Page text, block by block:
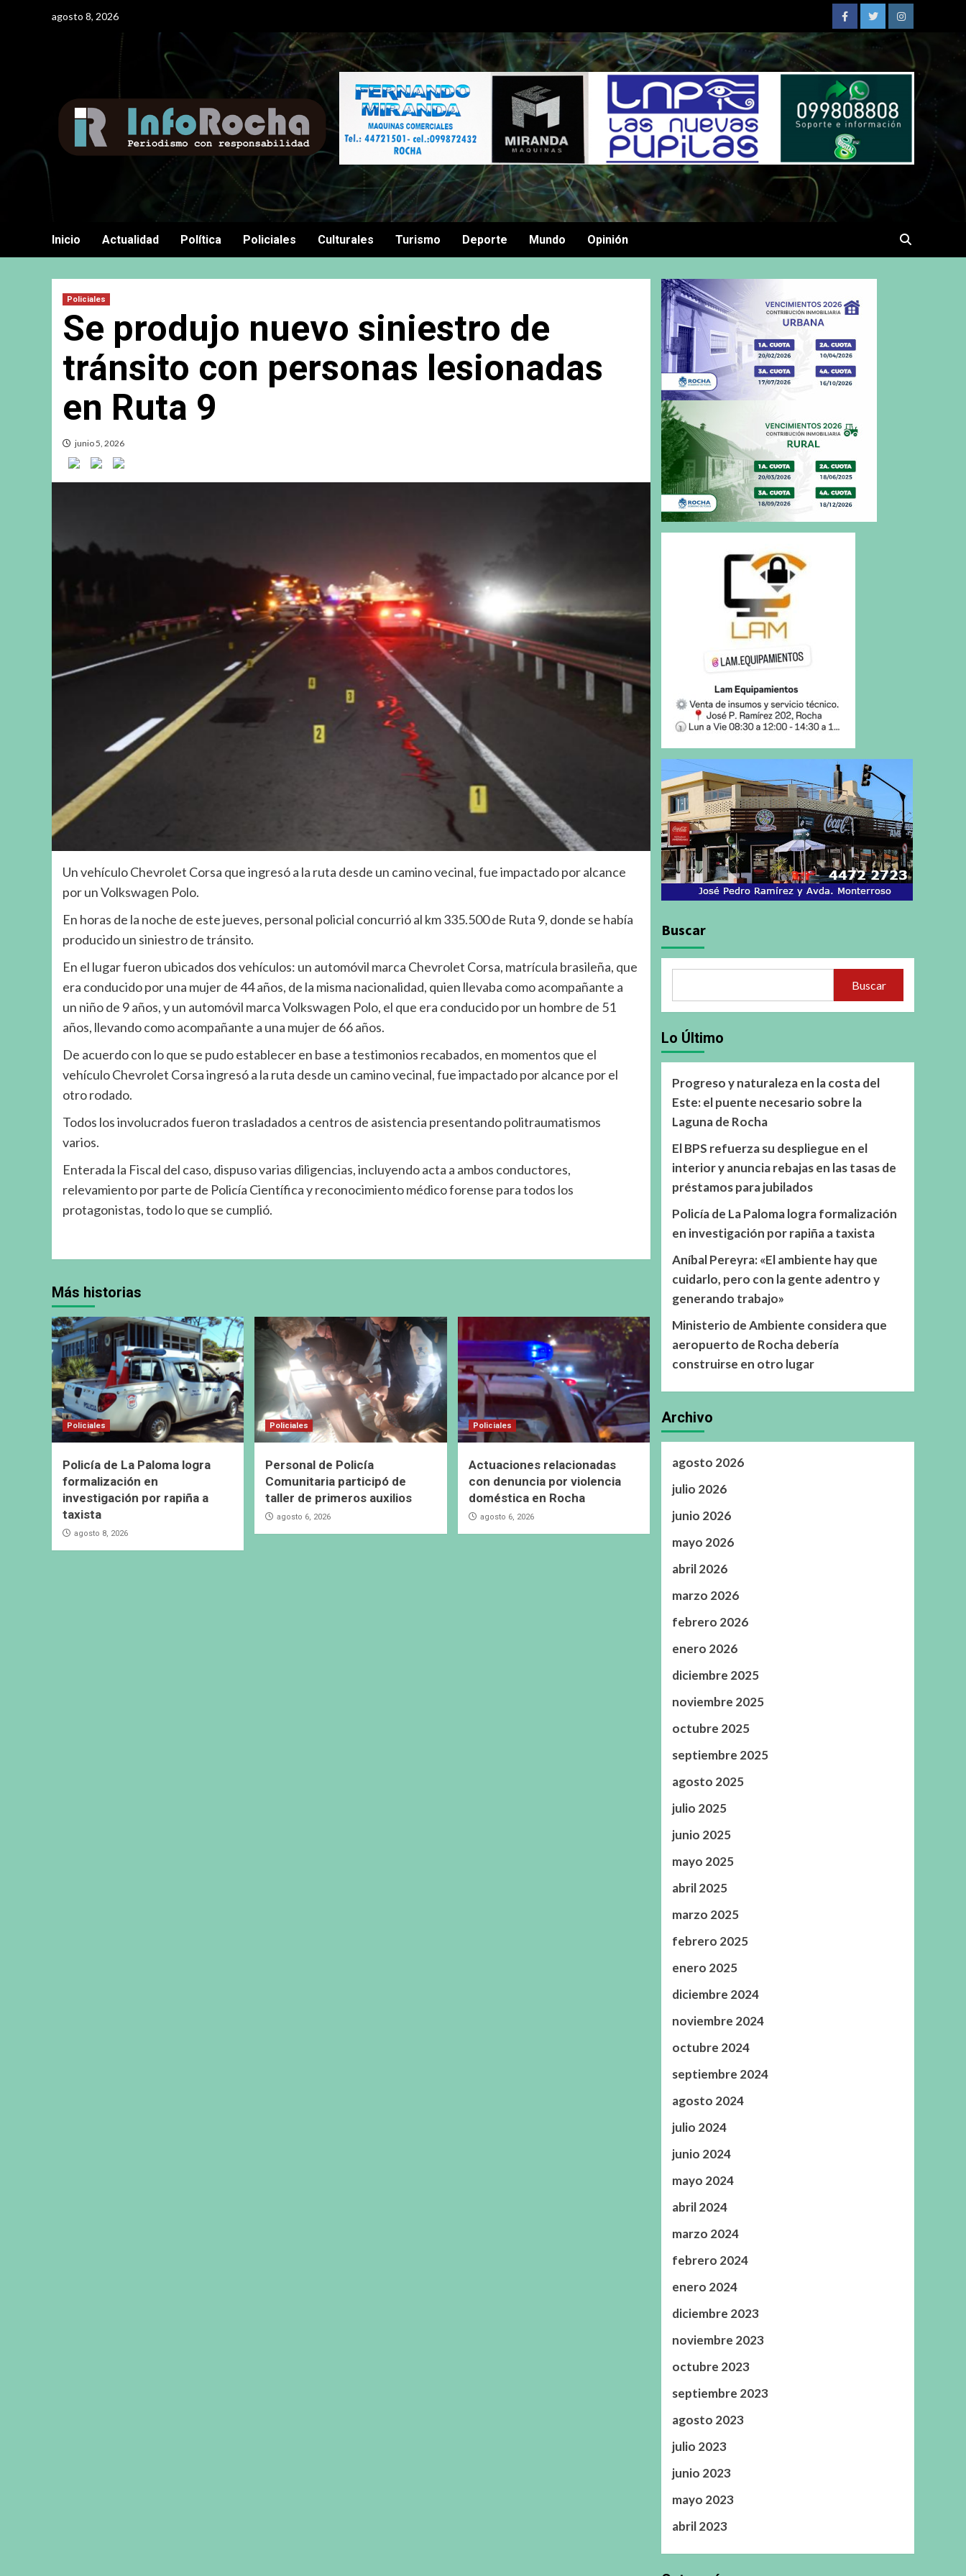
agosto 8, 2026
FacebookTwitterInstagram
Inicio Actualidad Política Policiales Culturales Turismo Deporte Mundo Opinión
Policiales
Se produjo nuevo siniestro de
tránsito con personas lesionadas
en Ruta 9
junio 5, 2026
Un vehículo Chevrolet Corsa que ingresó a la ruta desde un camino vecinal, fue impactado por alcance
por un Volkswagen Polo.
En horas de la noche de este jueves, personal policial concurrió al km 335.500 de Ruta 9, donde se había
producido un siniestro de tránsito.
En el lugar fueron ubicados dos vehículos: un automóvil marca Chevrolet Corsa, matrícula brasileña, que
era conducido por una mujer de 44 años, de la misma nacionalidad, quien llevaba como acompañante a
un niño de 9 años, y un automóvil marca Volkswagen Polo, el que era conducido por un hombre de 51
años, llevando como acompañante a una mujer de 66 años.
De acuerdo con lo que se pudo establecer en base a testimonios recabados, en momentos que el
vehículo Chevrolet Corsa ingresó a la ruta desde un camino vecinal, fue impactado por alcance por el
otro rodado.
Todos los involucrados fueron trasladados a centros de asistencia presentando politraumatismos
varios.
Enterada la Fiscal del caso, dispuso varias diligencias, incluyendo acta a ambos conductores,
relevamiento por parte de Policía Científica y reconocimiento médico forense para todos los
protagonistas, todo lo que se cumplió.
Más historias
Policiales
Policía de La Paloma logra
formalización en
investigación por rapiña a
taxista
agosto 8, 2026
Policiales
Personal de Policía
Comunitaria participó de
taller de primeros auxilios
agosto 6, 2026
Policiales
Actuaciones relacionadas
con denuncia por violencia
doméstica en Rocha
agosto 6, 2026
Buscar
Buscar
Lo Último
Progreso y naturaleza en la costa del
Este: el puente necesario sobre la
Laguna de Rocha
El BPS refuerza su despliegue en el
interior y anuncia rebajas en las tasas de
préstamos para jubilados
Policía de La Paloma logra formalización
en investigación por rapiña a taxista
Aníbal Pereyra: «El ambiente hay que
cuidarlo, pero con la gente adentro y
generando trabajo»
Ministerio de Ambiente considera que
aeropuerto de Rocha debería
construirse en otro lugar
Archivo
agosto 2026
julio 2026
junio 2026
mayo 2026
abril 2026
marzo 2026
febrero 2026
enero 2026
diciembre 2025
noviembre 2025
octubre 2025
septiembre 2025
agosto 2025
julio 2025
junio 2025
mayo 2025
abril 2025
marzo 2025
febrero 2025
enero 2025
diciembre 2024
noviembre 2024
octubre 2024
septiembre 2024
agosto 2024
julio 2024
junio 2024
mayo 2024
abril 2024
marzo 2024
febrero 2024
enero 2024
diciembre 2023
noviembre 2023
octubre 2023
septiembre 2023
agosto 2023
julio 2023
junio 2023
mayo 2023
abril 2023